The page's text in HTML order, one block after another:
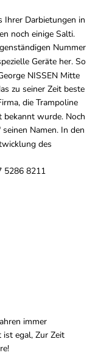
Ihrer Darbietungen in
noch einige Salti.
ändigen Nummer
Geräte her. So
NISSEN Mitte
zu seiner Zeit beste
die Trampoline
wurde. Noch
Namen. In den
des
5286 8211
immer
egal, Zur Zeit